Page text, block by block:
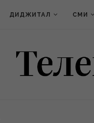
ДИДЖИТАЛ СМИ